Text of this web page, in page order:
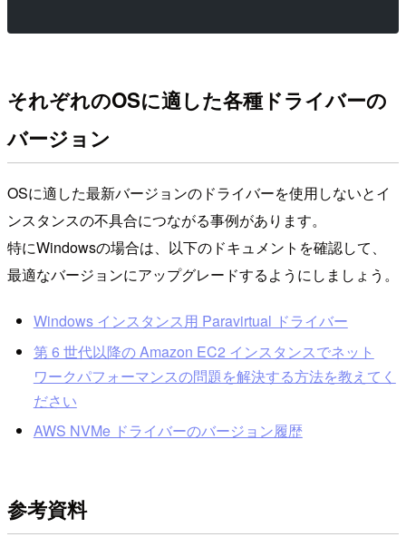
それぞれのOSに適した各種ドライバーの
バージョン
OSに適した最新バージョンのドライバーを使用しないとイ
ンスタンスの不具合につながる事例があります。
特にWindowsの場合は、以下のドキュメントを確認して、
最適なバージョンにアップグレードするようにしましょう。
Windows インスタンス用 Paravirtual ドライバー
第 6 世代以降の Amazon EC2 インスタンスでネット
ワークパフォーマンスの問題を解決する方法を教えてく
ださい
AWS NVMe ドライバーのバージョン履歴
参考資料